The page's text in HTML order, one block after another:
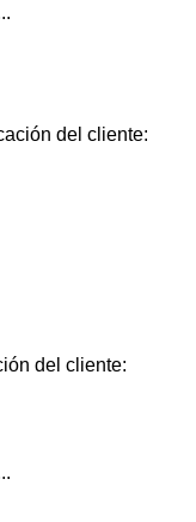
del cliente:
del cliente: